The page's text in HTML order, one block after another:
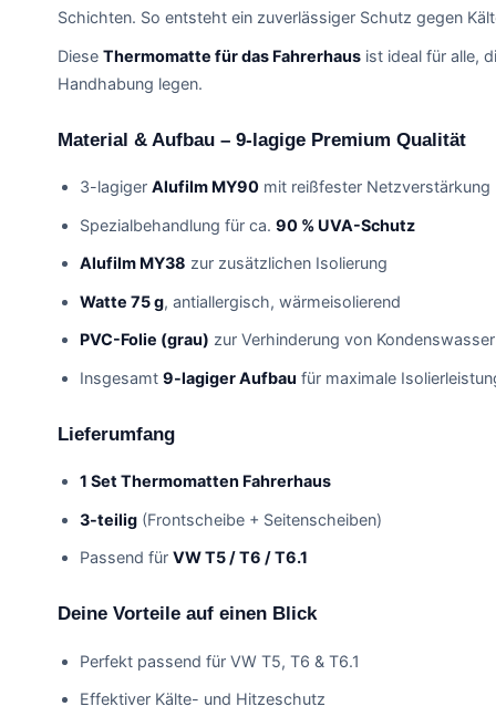
Schichten. So entsteht ein zuverlässiger Schutz gegen
Diese Thermomatte für das Fahrerhaus ist ideal für alle,
Handhabung legen.
Material & Aufbau – 9-lagige Premium Qualität
3-lagiger Alufilm MY90 mit reißfester Netzverstärkung
Spezialbehandlung für ca. 90 % UVA-Schutz
Alufilm MY38 zur zusätzlichen Isolierung
Watte 75 g, antiallergisch, wärmeisolierend
PVC-Folie (grau) zur Verhinderung von
Insgesamt 9-lagiger Aufbau für maximale
Lieferumfang
1 Set Thermomatten Fahrerhaus
3-teilig (Frontscheibe + Seitenscheiben)
Passend für VW T5 / T6 / T6.1
Deine Vorteile auf einen Blick
Perfekt passend für VW T5, T6 & T6.1
Effektiver Kälte- und Hitzeschutz